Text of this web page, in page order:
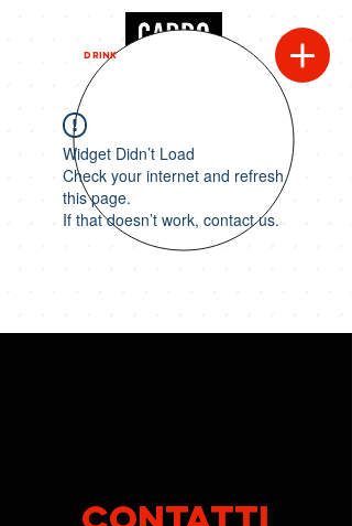
DRINK
Widget Didn’t Load
Check your internet and refresh
this page.
If that doesn’t work, contact us.